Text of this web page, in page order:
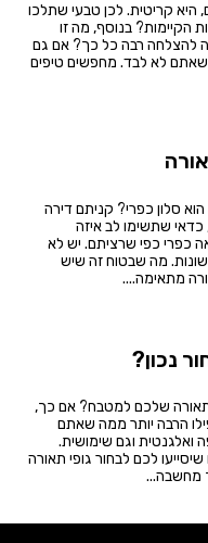
היא קריטית. לכן טבעי שתלכו
הקיימות? בנוסף, מה זו
להצלחה רבה כל כך? אם גם
לא לבד. מחפשים טיפים
סלון כפרי? קניתם דירה
שתשימו לב איזה
כפרי כפי שרציתם. יש לא
מה שבטוח זה שיש
מתאימה....
נכון?
שלכם למטבח? אם כך,
הרבה יותר ממה שאתם
ואלגנטית וגם שימושית.
לכם לבחור גופי תאורה
מחשבה...